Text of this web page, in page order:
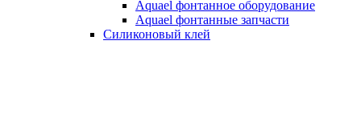
Aquael фонтанное оборудование
Aquael фонтанные запчасти
Силиконовый клей